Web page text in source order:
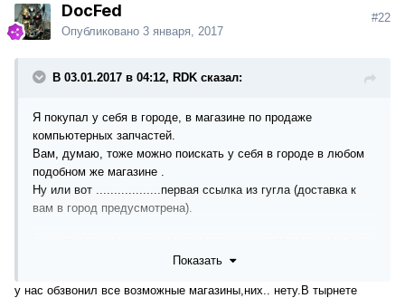
DocFed
Опубликовано 3 января, 2017
#22
В 03.01.2017 в 04:12, RDK сказал:
Я покупал у себя в городе, в магазине по продаже
компьютерных запчастей.
Вам, думаю, тоже можно поискать у себя в городе в любом
подобном же магазине .
Ну или вот ..................первая ссылка из гугла (доставка к
вам в город предусмотрена).
Показать
у нас обзвонил все возможные магазины,них.. нету.В тырнете